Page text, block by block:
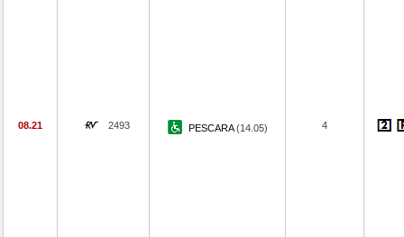
08.21 2493 PESCARA(14.05) 4